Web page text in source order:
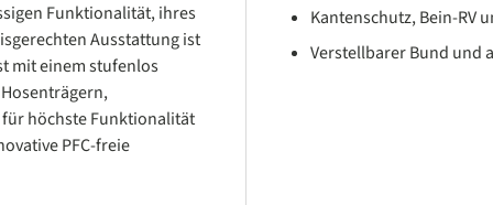
Funktionalität, ihres
Ausstattung ist
mit einem stufenlos
für höchste Funktionalität
PFC-freie
Kantenschutz, Bein-RV
Verstellbarer Bund und